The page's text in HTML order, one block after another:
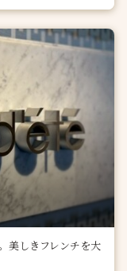
美しきフレンチを大